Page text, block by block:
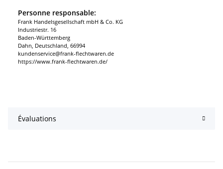
Personne responsable:
Frank Handelsgesellschaft mbH & Co. KG
Industriestr. 16
Baden-Württemberg
Dahn, Deutschland, 66994
kundenservice@frank-flechtwaren.de
https://www.frank-flechtwaren.de/
Évaluations